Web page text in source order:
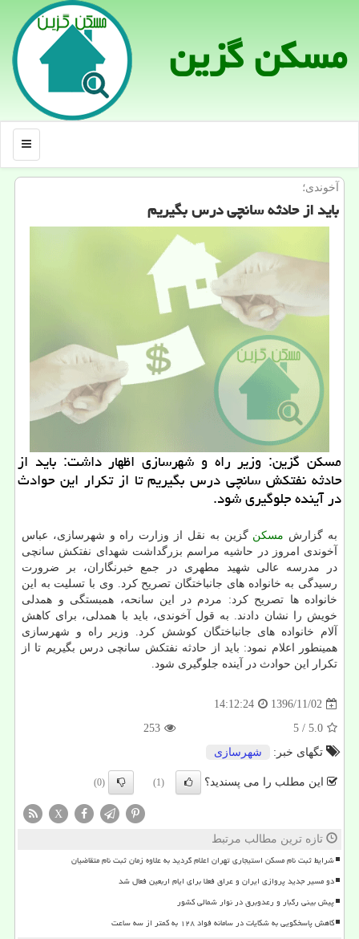
مسكن گزین
منو
آخوندی؛
باید از حادثه سانچی درس بگیریم
مسكن گزین: وزیر راه و شهرسازی اظهار داشت: باید از
حادثه نفتكش سانچی درس بگیریم تا از تكرار این حوادث
در آینده جلوگیری شود.
به گزارش مسكن گزین به نقل از وزارت راه و شهرسازی، عباس
آخوندی امروز در حاشیه مراسم بزرگداشت شهدای نفتكش سانچی
در مدرسه عالی شهید مطهری در جمع خبرنگاران، بر ضرورت
رسیدگی به خانواده های جانباختگان تصریح كرد. وی با تسلیت به این
خانواده ها تصریح كرد: مردم در این سانحه، همبستگی و همدلی
خویش را نشان دادند. به قول آخوندی، باید با همدلی، برای كاهش
آلام خانواده های جانباختگان كوشش كرد. وزیر راه و شهرسازی
همینطور اعلام نمود: باید از حادثه نفتكش سانچی درس بگیریم تا از
تكرار این حوادث در آینده جلوگیری شود.
1396/11/02
14:12:24
5.0
/ 5
253
تگهای خبر:
شهرسازی
این مطلب را می پسندید؟ (1)
(0)
X
تازه ترین مطالب مرتبط
شرایط ثبت نام مسکن استیجاری تهران اعلام گردید به علاوه زمان ثبت نام متقاضیان
دو مسیر جدید پروازی ایران و عراق فعلا برای ایام اربعین فعال شد
پیش بینی رگبار و رعدوبرق در نوار شمالی کشور
کاهش پاسخگویی به شکایات در سامانه فواد ۱۲۸ به کمتر از سه ساعت